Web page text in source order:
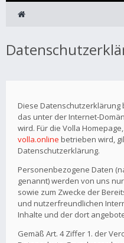
Diese Datenschutzerklärung
das unter der Internet-
wird. Für die Volla
volla.online betrieben wird,
Datenschutzerklärung.
Personenbezogene Daten
genannt) werden von uns
sowie zum Zwecke der
und nutzerfreundlichen
Inhalte und der dort
Gemäß Art. 4 Ziffer 1. der